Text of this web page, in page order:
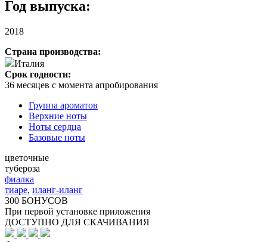
Год выпуска:
2018
Страна производства:
Италия
Срок годности:
36 месяцев с момента апробирования
Группа ароматов
Верхние ноты
Ноты сердца
Базовые ноты
цветочные
тубероза
фиалка
тиаре, иланг-иланг
300 БОНУСОВ
При первой установке приложения
ДОСТУПНО ДЛЯ СКАЧИВАНИЯ